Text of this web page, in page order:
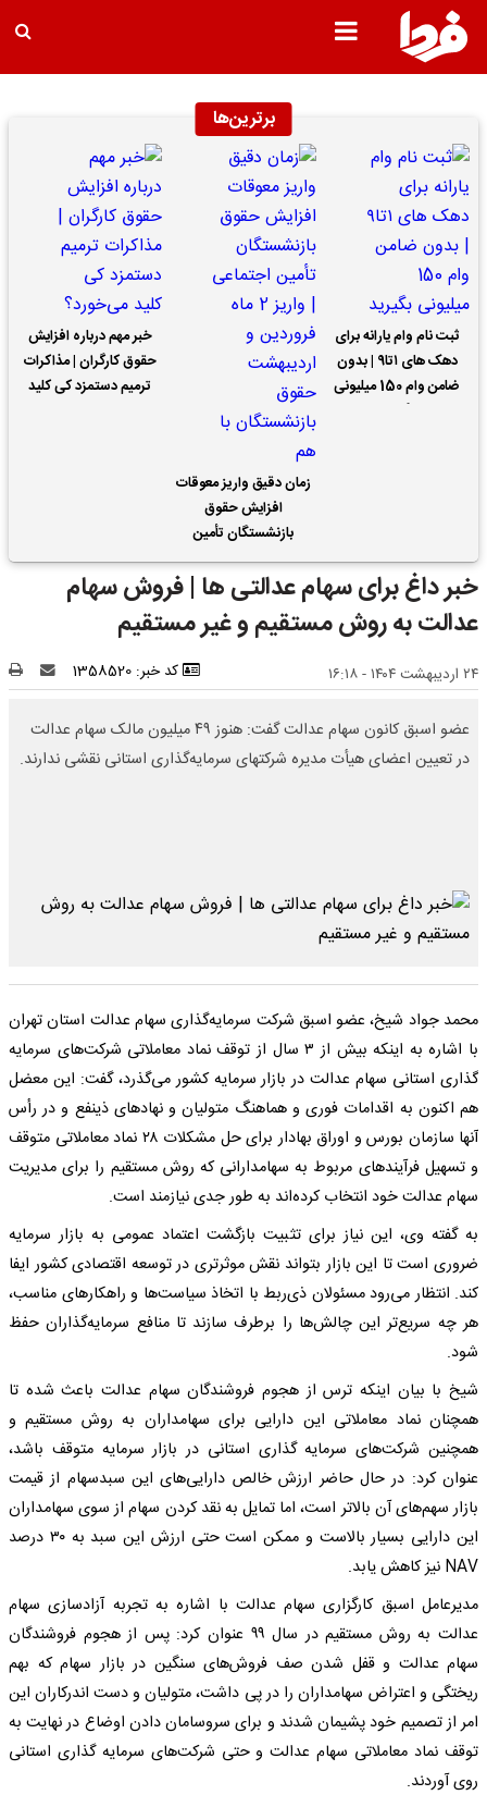
برترین‌ها
ثبت نام وام یارانه برای
دهک های ۱تا۹ | بدون
ضامن وام 150 میلیونی
زمان دقیق واریز معوقات
افزایش حقوق
بازنشستگان تأمین
اجتماعی | واریز 2 ماه
فروردین و اردیبهشت
حقوق بازنشستگان با هم
خبر مهم درباره افزایش
حقوق کارگران | مذاکرات
ترمیم دستمزد کی کلید
خبر داغ برای سهام عدالتی ها | فروش سهام
عدالت به روش مستقیم و غیر مستقیم
۲۴ اردیبهشت ۱۴۰۴ - ۱۶:۱۸ کد خبر: 1358520
عضو اسبق کانون سهام عدالت گفت: هنوز ۴۹ میلیون مالک سهام عدالت
در تعیین اعضای هیأت مدیره شرکتهای سرمایه‌گذاری استانی نقشی ندارند.
محمد جواد شیخ، عضو اسبق شرکت سرمایه‌گذاری سهام عدالت استان تهران
با اشاره به اینکه بیش از ۳ سال از توقف نماد معاملاتی شرکت‌های سرمایه
گذاری استانی سهام عدالت در بازار سرمایه کشور می‌گذرد، گفت: این معضل
هم اکنون به اقدامات فوری و هماهنگ متولیان و نهادهای ذینفع و در رأس
آنها سازمان بورس و اوراق بهادار برای حل مشکلات ۲۸ نماد معاملاتی متوقف
و تسهیل فرآیندهای مربوط به سهامدارانی که روش مستقیم را برای مدیریت
سهام عدالت خود انتخاب کرده‌اند به طور جدی نیازمند است.
به گفته وی، این نیاز برای تثبیت بازگشت اعتماد عمومی به بازار سرمایه
ضروری است تا این بازار بتواند نقش موثرتری در توسعه اقتصادی کشور ایفا
کند. انتظار می‌رود مسئولان ذی‌ربط با اتخاذ سیاست‌ها و راهکارهای مناسب،
هر چه سریع‌تر این چالش‌ها را برطرف سازند تا منافع سرمایه‌گذاران حفظ
شود.
شیخ با بیان اینکه ترس از هجوم فروشندگان سهام عدالت باعث شده تا
همچنان نماد معاملاتی این دارایی برای سهامداران به روش مستقیم و
همچنین شرکت‌های سرمایه گذاری استانی در بازار سرمایه متوقف باشد،
عنوان کرد: در حال حاضر ارزش خالص دارایی‌های این سبدسهام از قیمت
بازار سهم‌های آن بالاتر است، اما تمایل به نقد کردن سهام از سوی سهامداران
این دارایی بسیار بالاست و ممکن است حتی ارزش این سبد به ۳۰ درصد
NAV نیز کاهش یابد.
مدیرعامل اسبق کارگزاری سهام عدالت با اشاره به تجربه آزادسازی سهام
عدالت به روش مستقیم در سال ۹۹ عنوان کرد: پس از هجوم فروشندگان
سهام عدالت و قفل شدن صف فروش‌های سنگین در بازار سهام که بهم
ریختگی و اعتراض سهامداران را در پی داشت، متولیان و دست اندرکاران این
امر از تصمیم خود پشیمان شدند و برای سروسامان دادن اوضاع در نهایت به
توقف نماد معاملاتی سهام عدالت و حتی شرکت‌های سرمایه گذاری استانی
روی آوردند.